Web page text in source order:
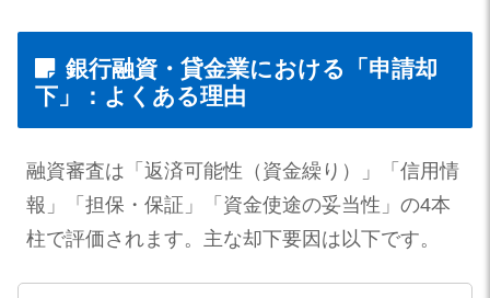
銀行融資・貸金業における「申請却
下」：よくある理由
融資審査は「返済可能性（資金繰り）」「信用情
報」「担保・保証」「資金使途の妥当性」の4本
柱で評価されます。主な却下要因は以下です。